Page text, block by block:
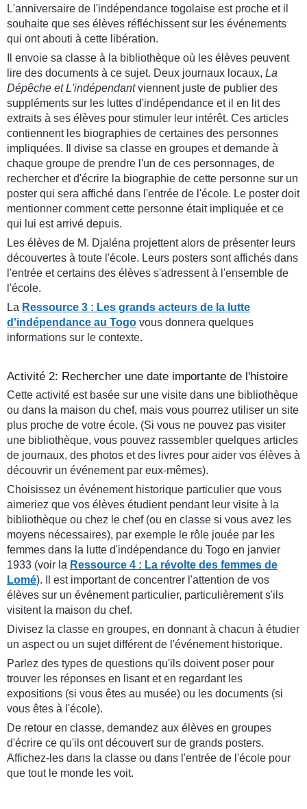
L'anniversaire de l'indépendance togolaise est proche et il
souhaite que ses élèves réfléchissent sur les événements
qui ont abouti à cette libération.
Il envoie sa classe à la bibliothèque où les élèves peuvent
lire des documents à ce sujet. Deux journaux locaux, La
Dépêche et L'indépendantviennent juste de publier des
suppléments sur les luttes d'indépendance et il en lit des
extraits à ses élèves pour stimuler leur intérêt. Ces articles
contiennent les biographies de certaines des personnes
impliquées. Il divise sa classe en groupes et demande à
chaque groupe de prendre l'un de ces personnages, de
rechercher et d'écrire la biographie de cette personne sur un
poster qui sera affiché dans l'entrée de l'école. Le poster doit
mentionner comment cette personne était impliquée et ce
qui lui est arrivé depuis.
Les élèves de M. Djaléna projettent alors de présenter leurs
découvertes à toute l'école. Leurs posters sont affichés dans
l'entrée et certains des élèves s'adressent à l'ensemble de
l'école.
La Ressource 3 : Les grands acteurs de la lutte
d'indépendance au Togo vous donnera quelques
informations sur le contexte.
Activité 2: Rechercher une date importante de l'histoire
Cette activité est basée sur une visite dans une bibliothèque
ou dans la maison du chef, mais vous pourrez utiliser un site
plus proche de votre école. (Si vous ne pouvez pas visiter
une bibliothèque, vous pouvez rassembler quelques articles
de journaux, des photos et des livres pour aider vos élèves à
découvrir un événement par eux-mêmes).
Choisissez un événement historique particulier que vous
aimeriez que vos élèves étudient pendant leur visite à la
bibliothèque ou chez le chef (ou en classe si vous avez les
moyens nécessaires), par exemple le rôle jouée par les
femmes dans la lutte d'indépendance du Togo en janvier
1933 (voir la Ressource 4 : La révolte des femmes de
Lomé). Il est important de concentrer l'attention de vos
élèves sur un événement particulier, particulièrement s'ils
visitent la maison du chef.
Divisez la classe en groupes, en donnant à chacun à étudier
un aspect ou un sujet différent de l'événement historique.
Parlez des types de questions qu'ils doivent poser pour
trouver les réponses en lisant et en regardant les
expositions (si vous êtes au musée) ou les documents (si
vous êtes à l'école).
De retour en classe, demandez aux élèves en groupes
d'écrire ce qu'ils ont découvert sur de grands posters.
Affichez-les dans la classe ou dans l'entrée de l'école pour
que tout le monde les voit.